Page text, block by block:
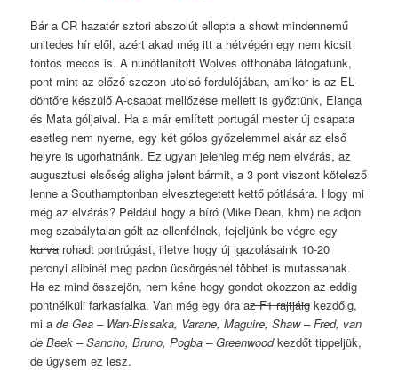
Bár a CR hazatér sztori abszolút ellopta a showt mindennemű
unitedes hír elől, azért akad még itt a hétvégén egy nem kicsit
fontos meccs is. A nunótlanított Wolves otthonába látogatunk,
pont mint az előző szezon utolsó fordulójában, amikor is az EL-
döntőre készülő A-csapat mellőzése mellett is győztünk, Elanga
és Mata góljaival. Ha a már említett portugál mester új csapata
esetleg nem nyerne, egy két gólos győzelemmel akár az első
helyre is ugorhatnánk. Ez ugyan jelenleg még nem elvárás, az
augusztusi elsőség aligha jelent bármit, a 3 pont viszont kötelező
lenne a Southamptonban elvesztegetett kettő pótlására. Hogy mi
még az elvárás? Például hogy a bíró (Mike Dean, khm) ne adjon
meg szabálytalan gólt az ellenfélnek, fejeljünk be végre egy
kurva rohadt pontrúgást, illetve hogy új igazolásaink 10-20
percnyi alibinél meg padon ücsörgésnél többet is mutassanak.
Ha ez mind összejön, nem kéne hogy gondot okozzon az eddig
pontnélküli farkasfalka. Van még egy óra az F1 rajtjáig kezdőig,
mi ade Gea – Wan-Bissaka, Varane, Maguire, Shaw – Fred, van
de Beek – Sancho, Bruno, Pogba – Greenwoodkezdőt tippeljük,
de úgysem ez lesz.